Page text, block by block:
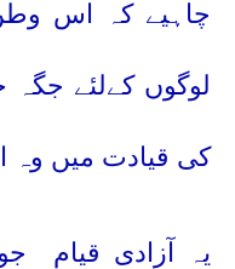
چاہیے کہ اس
لوگوں کےلئے
کی قیادت میں وہ
یہ آزادی قیام